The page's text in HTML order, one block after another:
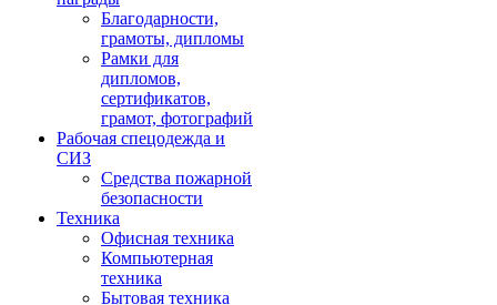
Благодарности,
грамоты, дипломы
Рамки для
дипломов,
сертификатов,
грамот, фотографий
Рабочая спецодежда и
СИЗ
Средства пожарной
безопасности
Техника
Офисная техника
Компьютерная
техника
Бытовая техника